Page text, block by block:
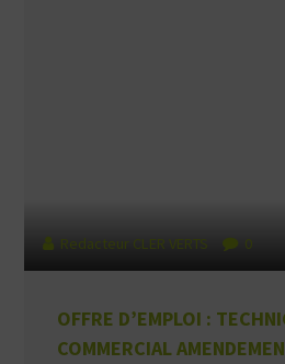
Redacteur CLER VERTS 0
OFFRE D’EMPLOI :
COMMERCIAL